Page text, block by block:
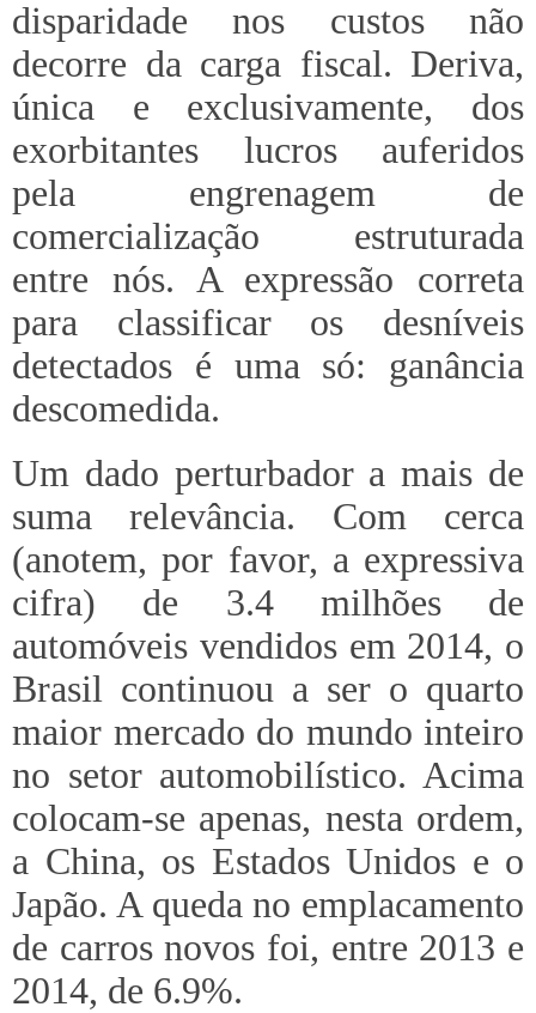
disparidade nos custos não
decorre da carga fiscal. Deriva,
única e exclusivamente, dos
exorbitantes lucros auferidos
pela engrenagem de
comercialização estruturada
entre nós. A expressão correta
para classificar os desníveis
detectados é uma só: ganância
descomedida.
Um dado perturbador a mais de
suma relevância. Com cerca
(anotem, por favor, a expressiva
cifra) de 3.4 milhões de
automóveis vendidos em 2014, o
Brasil continuou a ser o quarto
maior mercado do mundo inteiro
no setor automobilístico. Acima
colocam-se apenas, nesta ordem,
a China, os Estados Unidos e o
Japão. A queda no emplacamento
de carros novos foi, entre 2013 e
2014, de 6.9%.